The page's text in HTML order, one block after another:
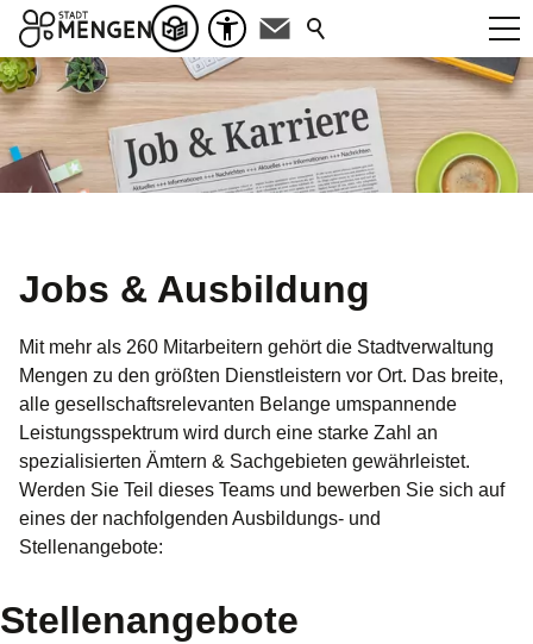
Jobs & Ausbildung
Mit mehr als 260 Mitarbeitern gehört die Stadtverwaltung
Mengen zu den größten Dienstleistern vor Ort. Das breite,
alle gesellschaftsrelevanten Belange umspannende
Leistungsspektrum wird durch eine starke Zahl an
spezialisierten Ämtern & Sachgebieten gewährleistet.
Werden Sie Teil dieses Teams und bewerben Sie sich auf
eines der nachfolgenden Ausbildungs- und
Stellenangebote:
Stellenangebote